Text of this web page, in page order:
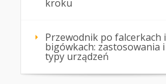
kroku
Przewodnik po falcerkach i
bigówkach: zastosowania i
typy urządzeń